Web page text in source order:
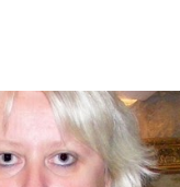
exercice" ... Selon
(...) malgré un